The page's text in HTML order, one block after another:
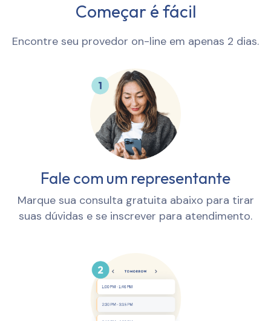
Começar é fácil
Encontre seu provedor on-line em apenas 2 dias.
Fale com um representante
Marque sua consulta gratuita abaixo para tirar
suas dúvidas e se inscrever para atendimento.